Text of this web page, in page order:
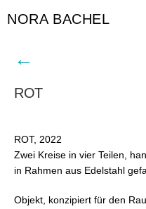
NORA BACHEL
←
ROT
ROT, 2022
Zwei Kreise in vier Teilen,
in Rahmen aus Edelstahl
Objekt, konzipiert für den